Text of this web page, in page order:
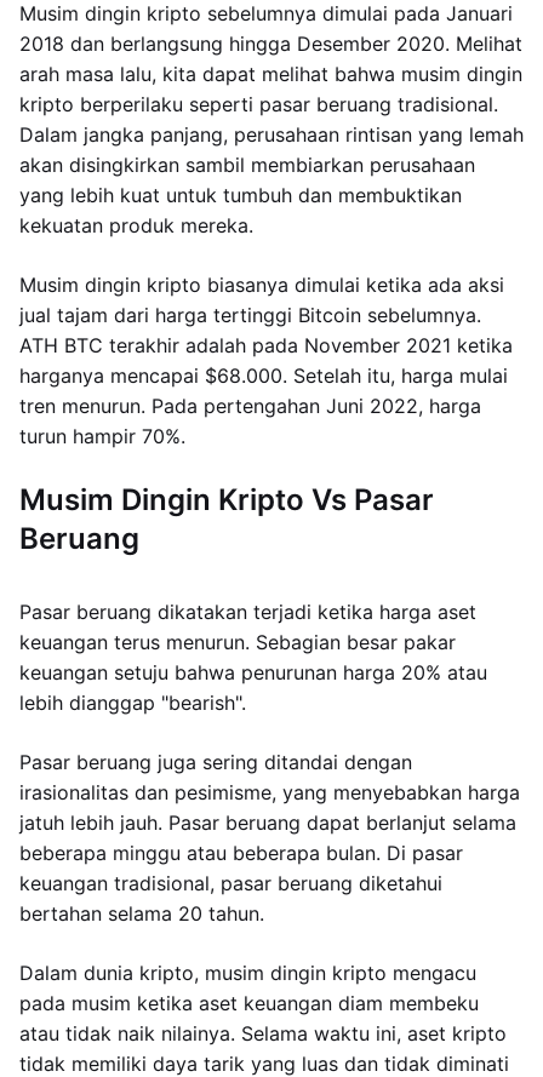
Musim dingin kripto sebelumnya dimulai pada Januari
2018 dan berlangsung hingga Desember 2020. Melihat
arah masa lalu, kita dapat melihat bahwa musim dingin
kripto berperilaku seperti pasar beruang tradisional.
Dalam jangka panjang, perusahaan rintisan yang lemah
akan disingkirkan sambil membiarkan perusahaan
yang lebih kuat untuk tumbuh dan membuktikan
kekuatan produk mereka.
Musim dingin kripto biasanya dimulai ketika ada aksi
jual tajam dari harga tertinggi Bitcoin sebelumnya.
ATH BTC terakhir adalah pada November 2021 ketika
harganya mencapai $68.000. Setelah itu, harga mulai
tren menurun. Pada pertengahan Juni 2022, harga
turun hampir 70%.
Musim Dingin Kripto Vs Pasar
Beruang
Pasar beruang dikatakan terjadi ketika harga aset
keuangan terus menurun. Sebagian besar pakar
keuangan setuju bahwa penurunan harga 20% atau
lebih dianggap "bearish".
Pasar beruang juga sering ditandai dengan
irasionalitas dan pesimisme, yang menyebabkan harga
jatuh lebih jauh. Pasar beruang dapat berlanjut selama
beberapa minggu atau beberapa bulan. Di pasar
keuangan tradisional, pasar beruang diketahui
bertahan selama 20 tahun.
Dalam dunia kripto, musim dingin kripto mengacu
pada musim ketika aset keuangan diam membeku
atau tidak naik nilainya. Selama waktu ini, aset kripto
tidak memiliki daya tarik yang luas dan tidak diminati